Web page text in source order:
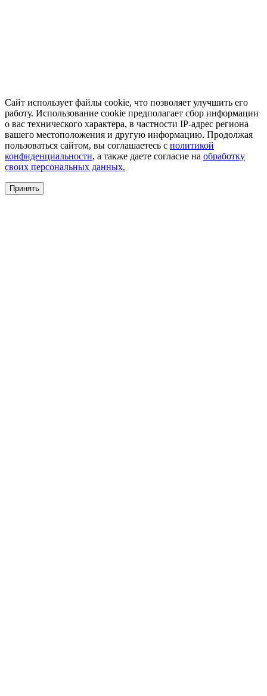
Сайт использует файлы cookie, что позволяет улучшить его
работу. Использование cookie предполагает сбор информации
о вас технического характера, в частности IP-адрес региона
вашего местоположения и другую информацию. Продолжая
пользоваться сайтом, вы соглашаетесь с политикой
конфиденциальности, а также даете согласие на обработку
своих персональных данных.
Принять